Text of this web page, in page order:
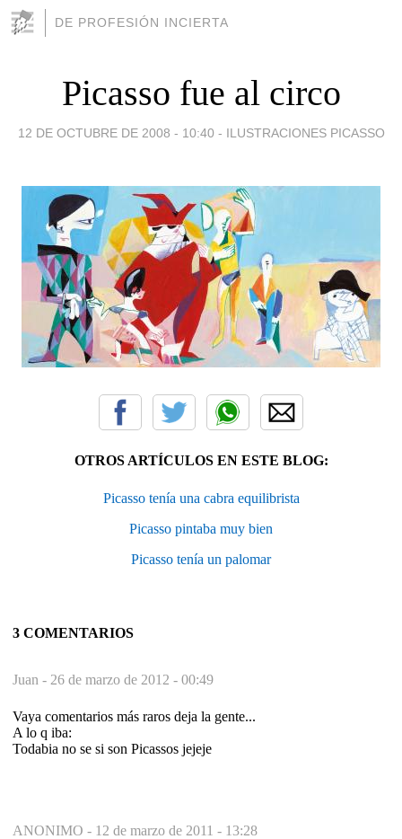
DE PROFESIÓN INCIERTA
Picasso fue al circo
12 DE OCTUBRE DE 2008 - 10:40 - ILUSTRACIONES PICASSO
OTROS ARTÍCULOS EN ESTE BLOG:
Picasso tenía una cabra equilibrista
Picasso pintaba muy bien
Picasso tenía un palomar
3 COMENTARIOS
Juan - 26 de marzo de 2012 - 00:49
Vaya comentarios más raros deja la gente...
A lo q iba:
Todabia no se si son Picassos jejeje
ANONIMO - 12 de marzo de 2011 - 13:28